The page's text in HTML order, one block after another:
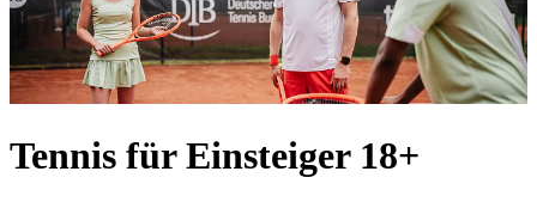
Tennis für Einsteiger 18+